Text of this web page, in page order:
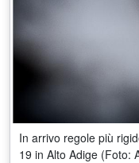
In arrivo regole più
19 in Alto Adige (Foto: